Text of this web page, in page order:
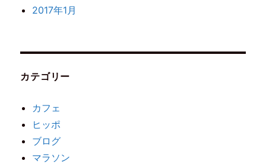
2017年1月
カテゴリー
カフェ
ヒッポ
ブログ
マラソン